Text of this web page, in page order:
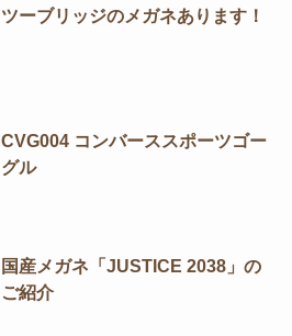
ツーブリッジのメガネあります！
CVG004 コンバーススポーツゴー
グル
国産メガネ「JUSTICE 2038」の
ご紹介